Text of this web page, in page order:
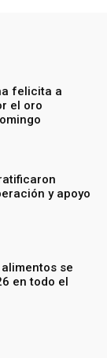
felicita a
el oro
y apoyo
se
en todo el